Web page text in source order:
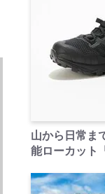
山から日常ま
能ローカット